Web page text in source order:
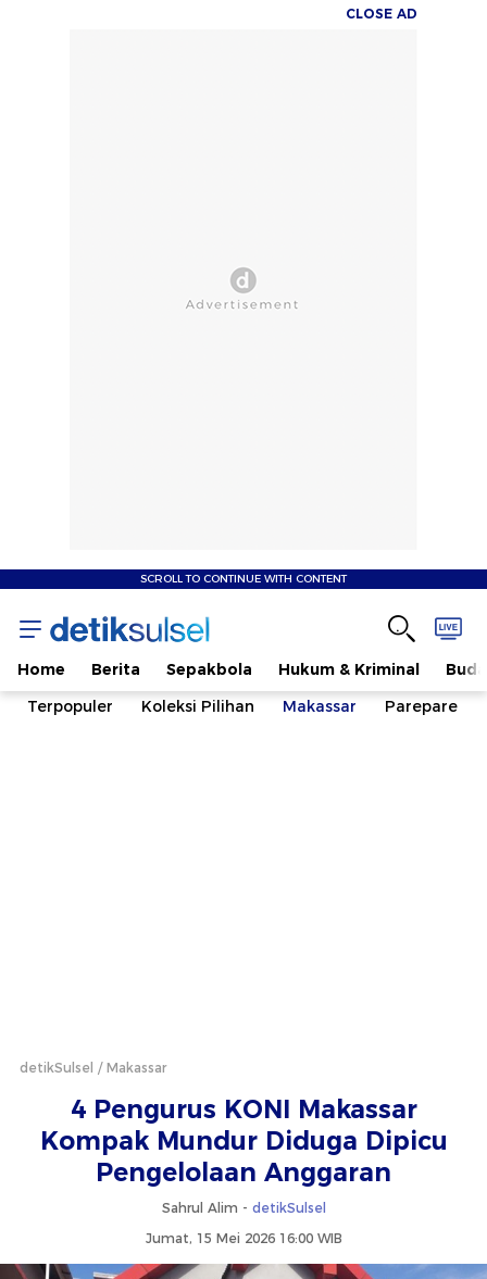
CLOSE AD
SCROLL TO CONTINUE WITH CONTENT
Home Berita Sepakbola Hukum & Kriminal
Terpopuler
Koleksi Pilihan Makassar Parepare
detikSulsel Makassar
4 Pengurus KONI Makassar
Kompak Mundur Diduga Dipicu
Pengelolaan Anggaran
Sahrul Alim - detikSulsel
Jumat, 15 Mei 2026 16:00 WIB